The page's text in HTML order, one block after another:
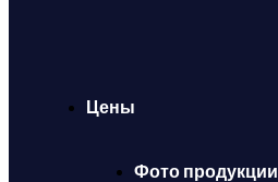
Цены
Фото продукции